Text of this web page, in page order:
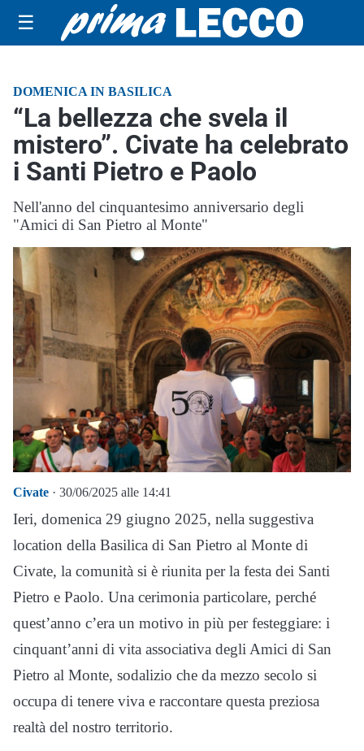
☰
DOMENICA IN BASILICA
“La bellezza che svela il
mistero”. Civate ha celebrato
i Santi Pietro e Paolo
Nell'anno del cinquantesimo anniversario degli
"Amici di San Pietro al Monte"
Civate · 30/06/2025 alle 14:41
Ieri, domenica 29 giugno 2025, nella suggestiva
location della Basilica di San Pietro al Monte di
Civate, la comunità si è riunita per la festa dei Santi
Pietro e Paolo. Una cerimonia particolare, perché
quest’anno c’era un motivo in più per festeggiare: i
cinquant’anni di vita associativa degli Amici di San
Pietro al Monte, sodalizio che da mezzo secolo si
occupa di tenere viva e raccontare questa preziosa
realtà del nostro territorio.